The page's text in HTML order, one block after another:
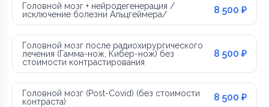
Головной мозг + нейродегенерация /
исключение болезни Альцгеймера/
8 500 ₽
Головной мозг после радиохирургического
лечения (Гамма-нож, Кибер-нож) без
стоимости контрастирования
8 500 ₽
Головной мозг (Post-Covid) (без стоимости
контраста)
8 500 ₽